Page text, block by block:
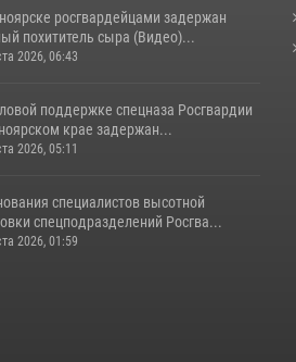
росгвардейцами задержан
похититель сыра (Видео)...
2026, 06:43
поддержке спецназа Росгвардии
крае задержан...
2026, 05:11
специалистов высотной
спецподразделений Росгва...
2026, 01:59